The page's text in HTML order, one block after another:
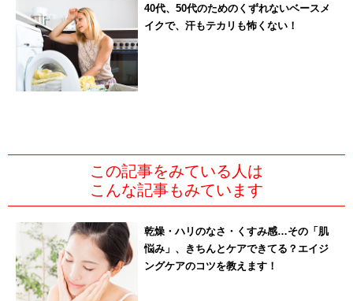
40代、50代のためのくずれないベースメ
イクで、汗もテカリも怖くない！
この記事をみている人は
こんな記事もみています
乾燥・ハリのなさ・くすみ感…その「肌
悩み」、きちんとケアできてる？エイジ
ングケアのコツを教えます！